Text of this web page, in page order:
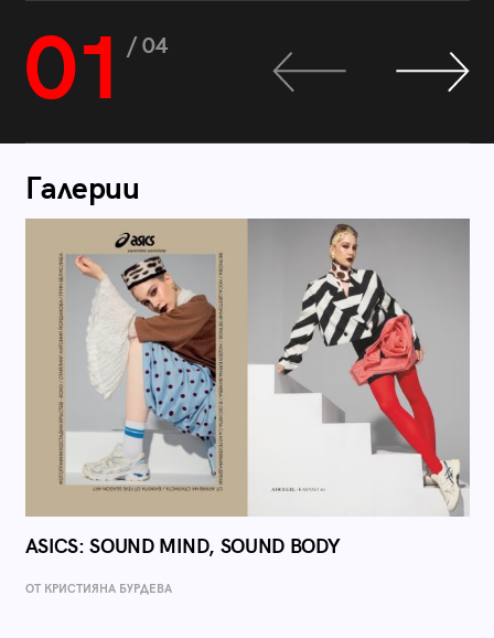
01 / 04
Галерии
ASICS: SOUND MIND, SOUND BODY
ОТ КРИСТИЯНА БУРДЕВА